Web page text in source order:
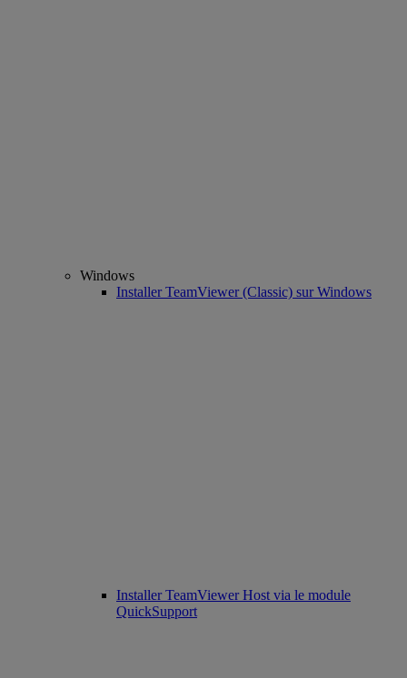
Windows
Installer TeamViewer (Classic) sur Windows
Installer TeamViewer Host via le module
QuickSupport